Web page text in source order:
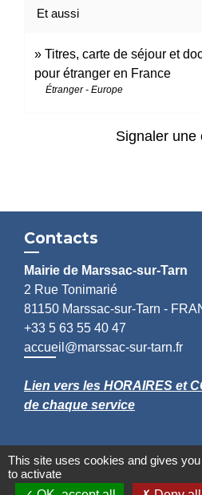
Et aussi
Titres, carte de séjour et
pour étranger en France
Étranger - Europe
Signaler une
Contacts
Mairie de Marssac-sur-Tarn
2 Rue Tonimarié
81150 Marssac-sur-Tarn -
+33 5 63 55 40 47
accueil@marssac-sur-tarn.fr
Lien vers les HORAIRES et
de chaque service
This site uses cookies and gives
to activate